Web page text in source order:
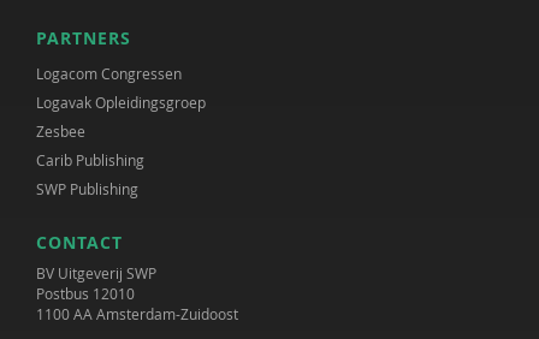
PARTNERS
Logacom Congressen
Logavak Opleidingsgroep
Zesbee
Carib Publishing
SWP Publishing
CONTACT
BV Uitgeverij SWP
Postbus 12010
1100 AA Amsterdam-Zuidoost